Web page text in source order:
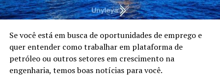
Se você está em busca de oportunidades de emprego e
quer entender como trabalhar em plataforma de
petróleo ou outros setores em crescimento na
engenharia, temos boas notícias para você.